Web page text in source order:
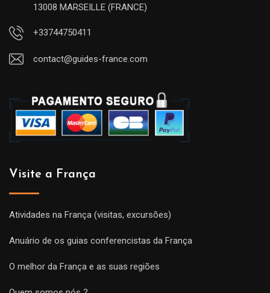
13008 MARSEILLE (FRANCE)
+33744750411
contact@guides-france.com
Visite a França
Atividades na França (visitas, excursões)
Anuário de os guias conferencistas da França
O melhor da França e as suas regiões